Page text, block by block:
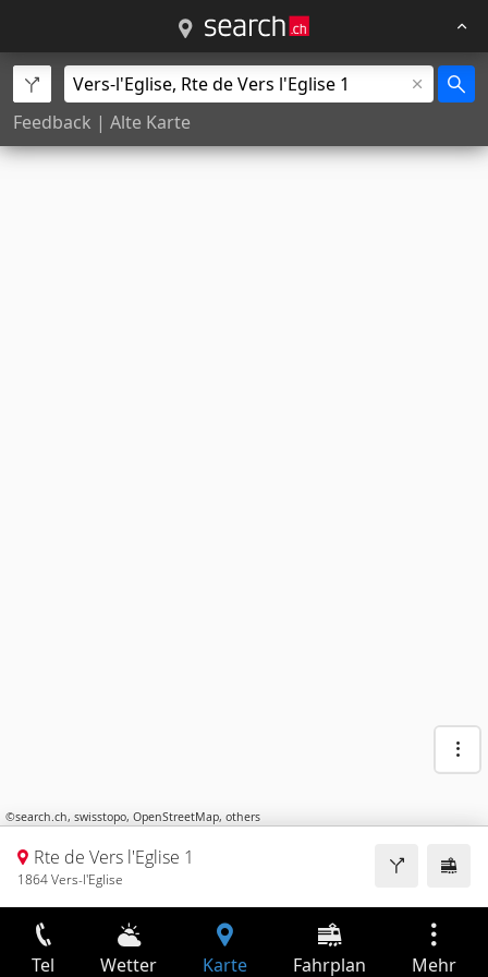
Feedback | Alte Karte
©search.ch, swisstopo, OpenStreetMap, others
Rte de Vers l'Eglise 1
1864 Vers-l'Eglise
Tel Wetter Karte Fahrplan Mehr